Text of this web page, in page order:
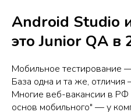
Android Studio
это Junior QA в
Мобильное тестирование
База одна и та же,
Многие веб-вакансии в РФ
основ мобильного" — у